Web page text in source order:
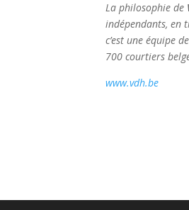
La philosophie de
indépendants, en
c’est une équipe
700 courtiers
www.vdh.be